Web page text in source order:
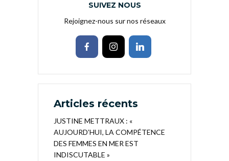
SUIVEZ NOUS
Rejoignez-nous sur nos réseaux
Articles récents
JUSTINE METTRAUX : «
AUJOURD’HUI, LA COMPÉTENCE
DES FEMMES EN MER EST
INDISCUTABLE »